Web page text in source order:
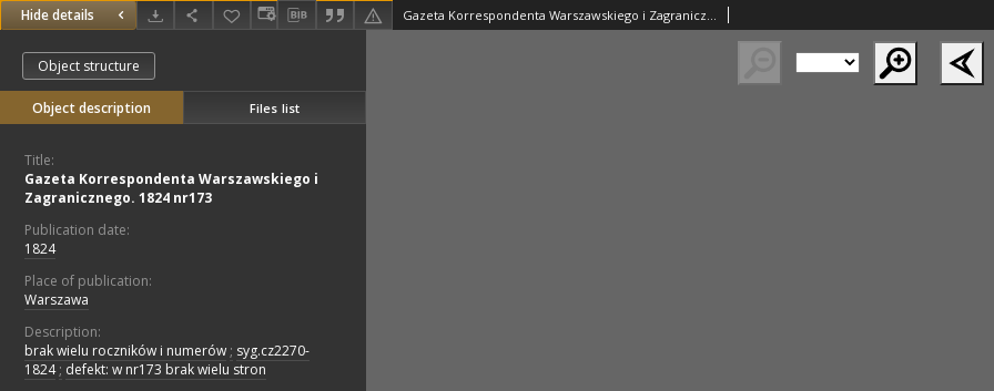
Hide details Gazeta Korrespondenta Warszawskiego i Zagranicznego. 1824 nr173
Object structure
Object description Files list
Title:
Gazeta Korrespondenta Warszawskiego i
Zagranicznego. 1824 nr173
Publication date:
1824
Place of publication:
Warszawa
Description:
brak wielu roczników i numerów ; syg.cz2270-
1824 ; defekt: w nr173 brak wielu stron